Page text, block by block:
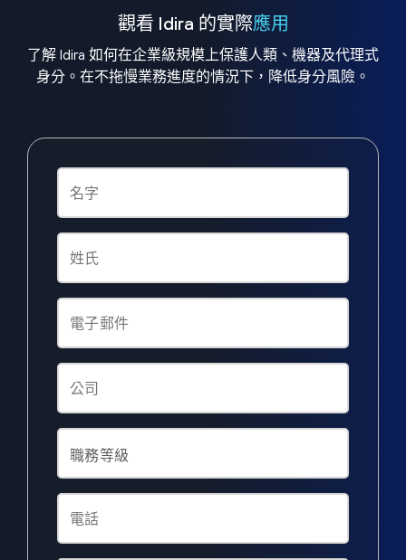
觀看 Idira 的實際應用
了解 Idira 如何在企業級規模上保護人類、機器及代理式
身分。在不拖慢業務進度的情況下，降低身分風險。